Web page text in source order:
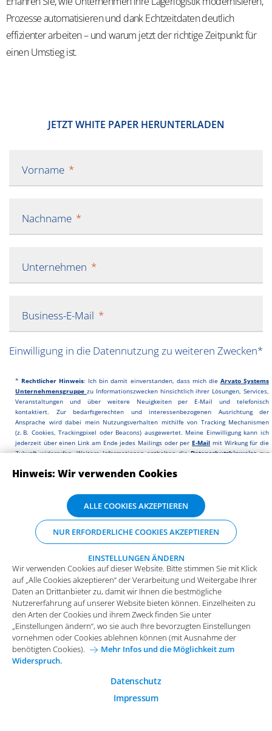
Prozesse automatisieren und dank Echtzeitdaten deutlich
effizienter arbeiten – und warum jetzt der richtige Zeitpunkt für
einen Umstieg ist.
​​JETZT WHITE PAPER HERUNTERLADEN​
Vorname
Nachname
Unternehmen
Business-E-Mail
Einwilligung in die Datennutzung zu weiteren Zwecken*
*Rechtlicher Hinweis: Ich bin damit einverstanden, dass mich die Arvato Systems
Unternehmensgruppe zu Informationszwecken hinsichtlich ihrer Lösungen, Services,
Veranstaltungen und über weitere Neuigkeiten per E-Mail und telefonisch
kontaktiert. Zur bedarfsgerechten und interessenbezogenen Ausrichtung der
Ansprache wird dabei mein Nutzungsverhalten mithilfe von Tracking Mechanismen
(z. B. Cookies, Trackingpixel oder Beacons) ausgewertet. Meine Einwilligung kann ich
jederzeit über einen Link am Ende jedes Mailings oder perE-Mail mit Wirkung für die
Zukunft widerrufen. Weitere Informationen enthalten dieDatenschutzhinweisezur
JETZT SENDEN
platbricks® Downloads
Ob beim Thema Yard Management, Subcontracting oder
Vendor Managed Inventory - platbricks® bietet für viele
Herausforderungen in der Lieferkette die richtige Lösung.
Erfahren Sie mehr und laden Sie sich unsere Business
Wir verwenden Cookies auf dieser Website. Bitte stimmen Sie mit Klick
auf „Alle Cookies akzeptieren“ der Verarbeitung und Weitergabe Ihrer
Daten an Drittanbieter zu, damit wir Ihnen die bestmögliche
Nutzererfahrung auf unserer Website bieten können. Einzelheiten zu
den Arten der Cookies und ihrem Zweck finden Sie unter
„Einstellungen ändern“, wo sie auch Ihre bevorzugten Einstellungen
vornehmen oder Cookies ablehnen können (mit Ausnahme der
benötigten Cookies).
Mehr Infos und die Möglichkeit zum
Widerspruch.
Datenschutz
Impressum
Hinweis: Wir verwenden Cookies
ALLE COOKIES AKZEPTIEREN
NUR ERFORDERLICHE COOKIES AKZEPTIEREN
EINSTELLUNGEN ÄNDERN
Wir verwenden Cookies auf dieser Website. Bitte stimmen Sie mit Klick
auf „Alle Cookies akzeptieren“ der Verarbeitung und Weitergabe Ihrer
Daten an Drittanbieter zu, damit wir Ihnen die bestmögliche
Nutzererfahrung auf unserer Website bieten können. Einzelheiten zu
den Arten der Cookies und ihrem Zweck finden Sie unter
„Einstellungen ändern“, wo sie auch Ihre bevorzugten Einstellungen
vornehmen oder Cookies ablehnen können (mit Ausnahme der
benötigten Cookies).
Mehr Infos und die Möglichkeit zum
Widerspruch.
Funktionale Cookies
Diese Cookies sind essenziell wichtig für die einwandfreie
Funktion der Website.
Analytische Cookies
Analytische Cookies werden verwendet, um das